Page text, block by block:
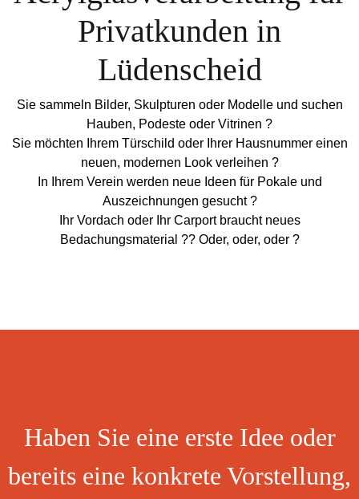
Privatkunden in
Lüdenscheid
Sie sammeln Bilder, Skulpturen oder Modelle und suchen
Hauben, Podeste oder Vitrinen ?
Sie möchten Ihrem Türschild oder Ihrer Hausnummer einen
neuen, modernen Look verleihen ?
In Ihrem Verein werden neue Ideen für Pokale und
Auszeichnungen gesucht ?
Ihr Vordach oder Ihr Carport braucht neues
Bedachungsmaterial ?? Oder, oder, oder ?
Haben Sie eine erste Idee oder
bereits eine konkrete Vorstellung,